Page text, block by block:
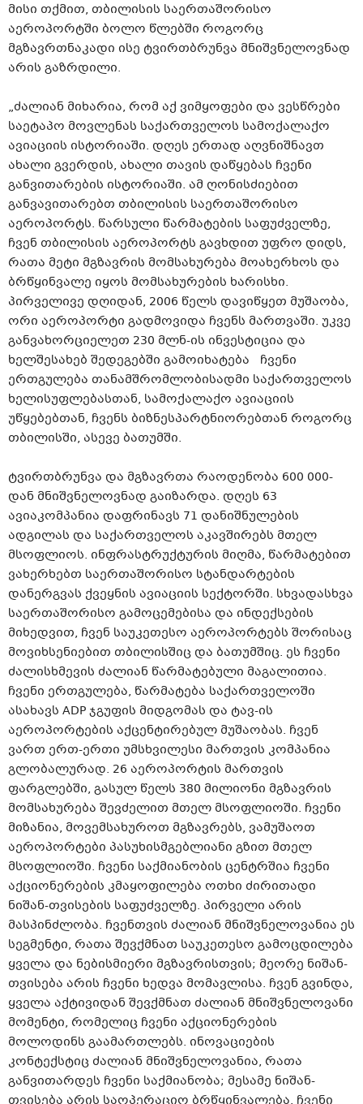
მისი თქმით, თბილისის საერთაშორისო
აეროპორტში ბოლო წლებში როგორც
მგზავრთნაკადი ისე ტვირთბრუნვა მნიშვნელოვნად
არის გაზრდილი.
„ძალიან მიხარია, რომ აქ ვიმყოფები და ვესწრები
საეტაპო მოვლენას საქართველოს სამოქალაქო
ავიაციის ისტორიაში. დღეს ერთად აღვნიშნავთ
ახალი გვერდის, ახალი თავის დაწყებას ჩვენი
განვითარების ისტორიაში. ამ ღონისძიებით
განვავითარებთ თბილისის საერთაშორისო
აეროპორტს. წარსული წარმატების საფუძველზე,
ჩვენ თბილისის აეროპორტს გავხდით უფრო დიდს,
რათა მეტი მგზავრის მომსახურება მოახერხოს და
ბრწყინვალე იყოს მომსახურების ხარისხი.
პირველივე დღიდან, 2006 წელს დავიწყეთ მუშაობა,
ორი აეროპორტი გადმოვიდა ჩვენს მართვაში. უკვე
განვახორციელეთ 230 მლნ-ის ინვესტიცია და
ხელშესახებ შედეგებში გამოიხატება ჩვენი
ერთგულება თანამშრომლობისადმი საქართველოს
ხელისუფლებასთან, სამოქალაქო ავიაციის
უწყებებთან, ჩვენს ბიზნესპარტნიორებთან როგორც
თბილისში, ასევე ბათუმში.
ტვირთბრუნვა და მგზავრთა რაოდენობა 600 000-
დან მნიშვნელოვნად გაიზარდა. დღეს 63
ავიაკომპანია დაფრინავს 71 დანიშნულების
ადგილას და საქართველოს აკავშირებს მთელ
მსოფლიოს. ინფრასტრუქტურის მიღმა, წარმატებით
ვახერხებთ საერთაშორისო სტანდარტების
დანერგვას ქვეყნის ავიაციის სექტორში. სხვადასხვა
საერთაშორისო გამოცემებისა და ინდექსების
მიხედვით, ჩვენ საუკეთესო აეროპორტებს შორისაც
მოვიხსენიებით თბილისშიც და ბათუმშიც. ეს ჩვენი
ძალისხმევის ძალიან წარმატებული მაგალითია.
ჩვენი ერთგულება, წარმატება საქართველოში
ასახავს ADP ჯგუფის მიდგომას და ტავ-ის
აეროპორტების აქცენტირებულ მუშაობას. ჩვენ
ვართ ერთ-ერთი უმსხვილესი მართვის კომპანია
გლობალურად. 26 აეროპორტის მართვის
ფარგლებში, გასულ წელს 380 მილიონი მგზავრის
მომსახურება შევძელით მთელ მსოფლიოში. ჩვენი
მიზანია, მოვემსახუროთ მგზავრებს, ვამუშაოთ
აეროპორტები პასუხისმგებლიანი გზით მთელ
მსოფლიოში. ჩვენი საქმიანობის ცენტრშია ჩვენი
აქციონერების კმაყოფილება ოთხი ძირითადი
ნიშან-თვისების საფუძველზე. პირველი არის
მასპინძლობა. ჩვენთვის ძალიან მნიშვნელოვანია ეს
სეგმენტი, რათა შევქმნათ საუკეთესო გამოცდილება
ყველა და ნებისმიერი მგზავრისთვის; მეორე ნიშან-
თვისება არის ჩვენი ხედვა მომავლისა. ჩვენ გვინდა,
ყველა აქტივიდან შევქმნათ ძალიან მნიშვნელოვანი
მომენტი, რომელიც ჩვენი აქციონერების
მოლოდინს გაამართლებს. ინოვაციების
კონტექსტიც ძალიან მნიშვნელოვანია, რათა
განვითარდეს ჩვენი საქმიანობა; მესამე ნიშან-